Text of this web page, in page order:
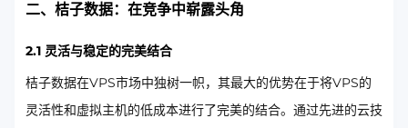
二、桔子数据：在竞争中崭露头角
2.1 灵活与稳定的完美结合
桔子数据在VPS市场中独树一帜，其最大的优势在于将VPS的
灵活性和虚拟主机的低成本进行了完美的结合。通过先进的云技